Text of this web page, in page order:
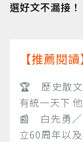
選好文不漏接！
【推薦閱讀
🏆 歷史散文
有統一天下
📰 白先勇／
立60周年以